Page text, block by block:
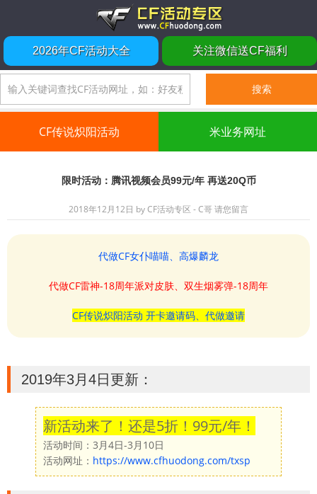
2026年CF活动大全 关注微信送CF福利
CF传说炽阳活动 米业务网址
限时活动：腾讯视频会员99元/年 再送20Q币
2018年12月12日 byCF活动专区 - C哥请您留言
代做CF女仆喵喵、高爆麟龙
代做CF雷神-18周年派对皮肤、双生烟雾弹-18周年
CF传说炽阳活动 开卡邀请码、代做邀请
2019年3月4日更新：
新活动来了！还是5折！99元/年！
活动时间：3月4日-3月10日
活动网址： https://www.cfhuodong.com/txsp